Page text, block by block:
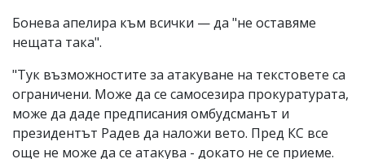
Бонева апелира към всички — да "не оставяме
нещата така".
"Тук възможностите за атакуване на текстовете са
ограничени. Може да се самосезира прокуратурата,
може да даде предписания омбудсманът и
президентът Радев да наложи вето. Пред КС все
още не може да се атакува - докато не се приеме.